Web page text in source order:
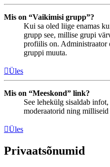
Mis on “Vaikimisi grupp”?
Kui sa oled liige enamas
grupp see, millise grupi
profiilis on.
gruppi muuta.
Üles
Mis on “Meeskond” link?
See lehekülg sisaldab
moderaatorid ning
Üles
Privaatsõnumid